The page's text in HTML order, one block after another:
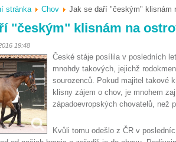
stránka Chov Jak se daří "českým" klisnám
"českým" klisnám na
19:48
České stáje posílila v posledních
mnohdy takových, jejichž
sourozenců. Pokud majitel takové
klisny zájem o chov, je mnohem
západoevropských chovatelů, než
Kvůli tomu odešlo z ČR v